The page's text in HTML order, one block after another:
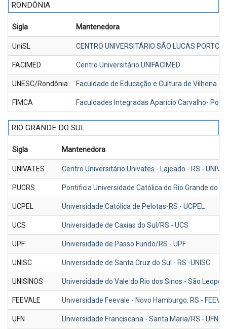
RONDÔNIA
Sigla Mantenedora
UniSL CENTRO UNIVERSITÁRIO SÃO LUCAS PORTO
FACIMED Centro Universitário UNIFACIMED
UNESC/Rondônia Faculdade de Educação e Cultura de Vilhena -
FIMCA Faculdades Integradas Aparício Carvalho-
RIO GRANDE DO SUL
Sigla Mantenedora
UNIVATES Centro Universitário Univates - Lajeado - RS -
PUCRS Pontificia Universidade Católica do Rio Grande do
UCPEL Universidade Católica de Pelotas-RS - UCPEL
UCS Universidade de Caxias do Sul/RS - UCS
UPF Universidade de Passo Fundo/RS - UPF
UNISC Universidade de Santa Cruz do Sul - RS -UNISC
UNISINOS Universidade do Vale do Rio dos Sinos - São
FEEVALE Universidade Feevale - Novo Hamburgo. RS -
UFN Universidade Franciscana - Santa Maria/RS - UFN